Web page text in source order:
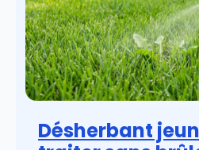
Désherbant